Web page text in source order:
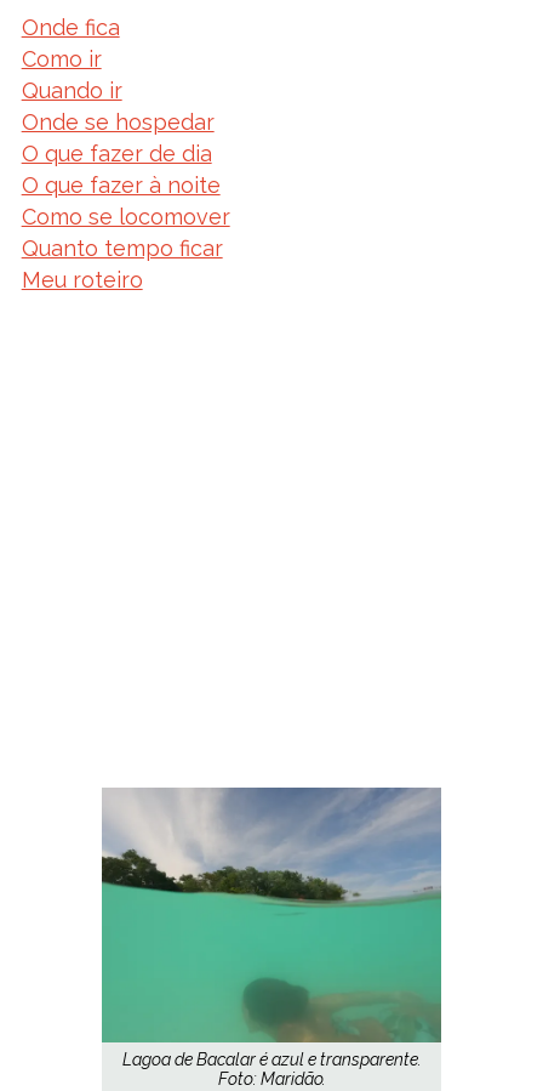
Onde fica
Como ir
Quando ir
Onde se hospedar
O que fazer de dia
O que fazer à noite
Como se locomover
Quanto tempo ficar
Meu roteiro
Lagoa de Bacalar é azul e transparente.
Foto: Maridão.